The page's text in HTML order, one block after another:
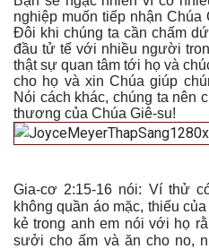
nghiệp muốn tiếp nhận
Đôi khi chúng ta cần chấm
đầu tử tế với nhiều người
thật sự quan tâm tới họ và
cho họ và xin Chúa giúp
Nói cách khác, chúng ta nên
thương của Chúa Giê-su!
Gia-cơ 2:15-16 nói: Ví thử
không quần áo mặc, thiếu
kẻ trong anh em nói với họ
sưởi cho ấm và ăn cho no,